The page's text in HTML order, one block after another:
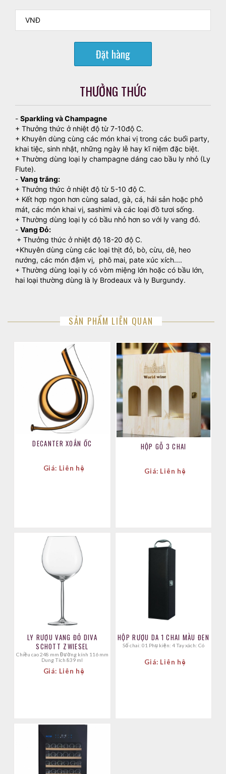
Đặt hàng
THƯỞNG THỨC
- Sparkling và Champagne
+ Thưởng thức ở nhiệt độ từ 7-10độ C.
+ Khuyên dùng cùng các món khai vị trong các buổi party,
khai tiệc, sinh nhật, những ngày lễ hay kĩ niệm đặc biệt.
+ Thường dùng loại ly champagne dáng cao bầu ly nhỏ (Ly
Flute).
- Vang trắng:
+ Thưởng thức ở nhiệt độ từ 5-10 độ C.
+ Kết hợp ngon hơn cùng salad, gà, cá, hải sản hoặc phô
mát, các món khai vị, sashimi và các loại đồ tươi sống.
+ Thường dùng loại ly có bầu nhỏ hơn so với ly vang đỏ.
- Vang Đỏ:
+ Thưởng thức ở nhiệt độ 18-20 độ C.
+Khuyên dùng cùng các loại thịt đỏ, bò, cừu, dê, heo
nướng, các món đậm vị, phô mai, pate xúc xích....
+ Thường dùng loại ly có vòm miệng lớn hoặc có bầu lớn,
hai loại thường dùng là ly Brodeaux và ly Burgundy.
SẢN PHẨM LIÊN QUAN
DECANTER XOẮN ỐC
Giá: Liên hệ
HỘP GỖ 3 CHAI
Giá: Liên hệ
LY RƯỢU VANG ĐỎ DIVA
SCHOTT ZWIESEL
Chiều cao 248 mm Đường kính 116 mm
Dung Tích 839 ml
Giá: Liên hệ
HỘP RƯỢU DA 1 CHAI MÀU ĐEN
Số chai: 01 Phụ kiện: 4 Tay xách: Có
Giá: Liên hệ